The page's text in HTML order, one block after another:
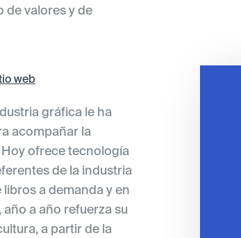
de valores y de
web
gráfica le ha
acompañar la
ofrece tecnología
de la industria
a demanda y en
a año refuerza su
a partir de la